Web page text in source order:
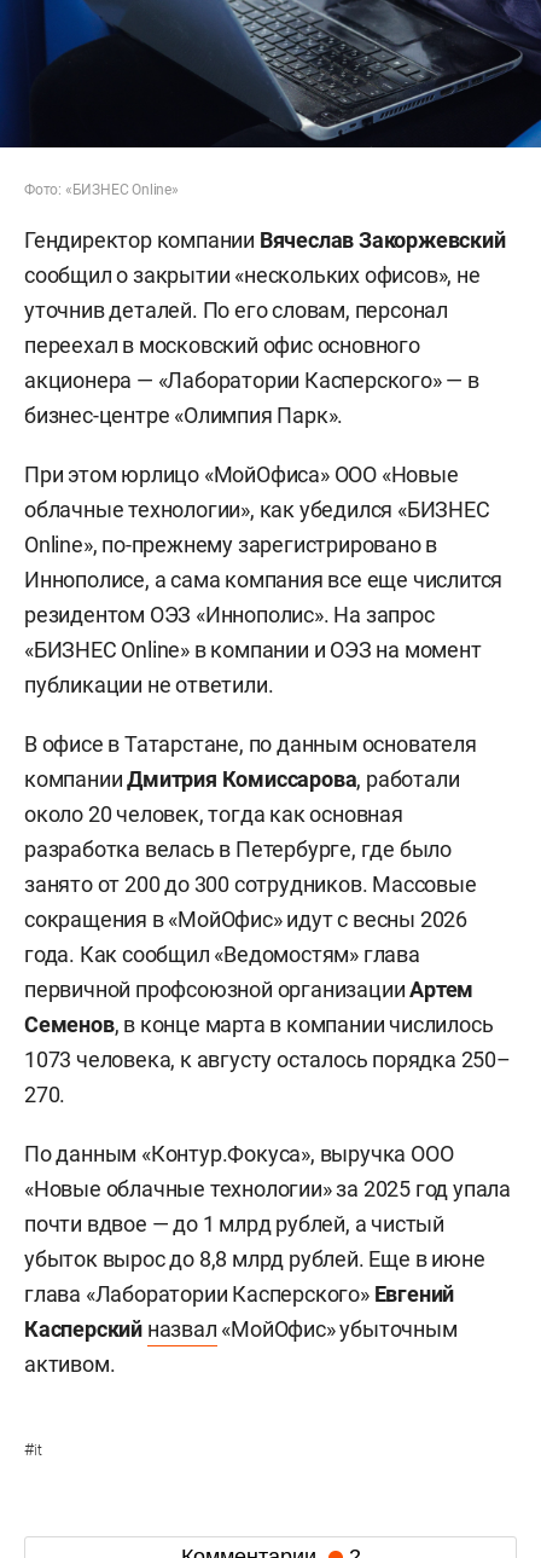
Фото: «БИЗНЕС Online»
Гендиректор компании Вячеслав Закоржевский
сообщил о закрытии «нескольких офисов», не
уточнив деталей. По его словам, персонал
переехал в московский офис основного
акционера — «Лаборатории Касперского» — в
бизнес-центре «Олимпия Парк».
При этом юрлицо «МойОфиса» ООО «Новые
облачные технологии», как убедился «БИЗНЕС
Online», по-прежнему зарегистрировано в
Иннополисе, а сама компания все еще числится
резидентом ОЭЗ «Иннополис». На запрос
«БИЗНЕС Online» в компании и ОЭЗ на момент
публикации не ответили.
В офисе в Татарстане, по данным основателя
компанииДмитрия Комиссарова, работали
около 20 человек, тогда как основная
разработка велась в Петербурге, где было
занято от 200 до 300 сотрудников. Массовые
сокращения в «МойОфис» идут с весны 2026
года. Как сообщил «Ведомостям» глава
первичной профсоюзной организацииАртем
Семенов, в конце марта в компании числилось
1073 человека, к августу осталось порядка 250–
270.
По данным «Контур.Фокуса», выручка ООО
«Новые облачные технологии» за 2025 год упала
почти вдвое — до 1 млрд рублей, а чистый
убыток вырос до 8,8 млрд рублей. Еще в июне
глава «Лаборатории Касперского» Евгений
Касперский назвал «МойОфис» убыточным
активом.
#it